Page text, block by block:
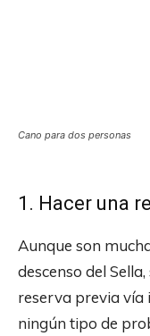
Cano para dos personas
1. Hacer una
Aunque son
descenso del
reserva previa vía
ningún tipo de